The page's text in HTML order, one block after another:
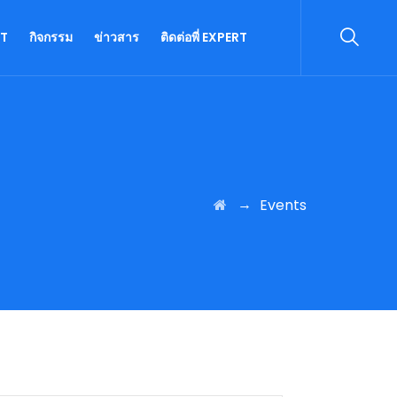
กิจกรรม ข่าวสาร ติดต่อพี่ EXPERT
→ Events